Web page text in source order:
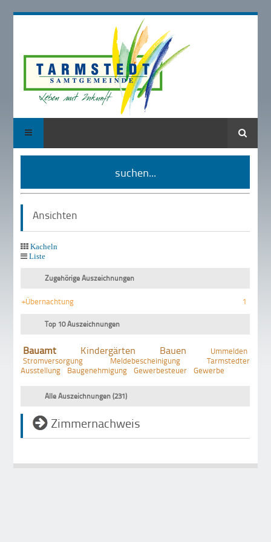
Suche
suchen...
Ansichten
Kacheln
Liste
Zugehörige Auszeichnungen
+Übernachtung 1
Top 10 Auszeichnungen
Bauamt Kindergärten Bauen
Ummelden
Stromversorgung
Meldebescheinigung
Tarmstedter
Ausstellung
Baugenehmigung Gewerbesteuer Gewerbe
Alle Auszeichnungen (231)
Zimmernachweis